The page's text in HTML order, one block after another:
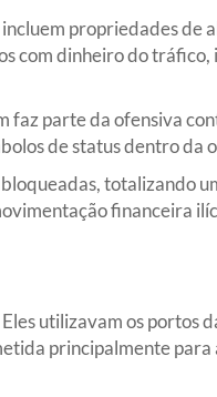
propriedades de
com dinheiro do
parte da ofensiva
de status dentro da
totalizando
financeira
utilizavam os portos
principalmente